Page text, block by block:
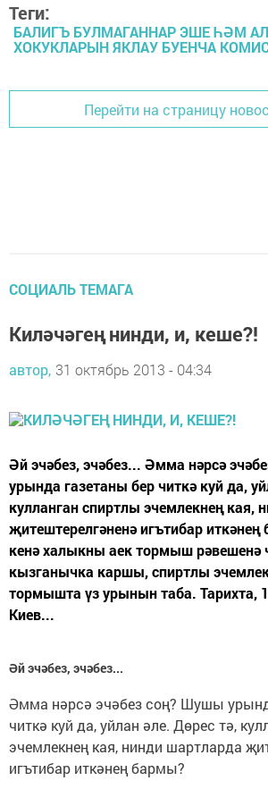
Теги:
БАЛИГЪ БУЛМАГАННАР ЭШЕ ҺӘМ
ХОКУКЛАРЫН ЯКЛАУ БУЕНЧА
Перейти на страницу
СОЦИАЛЬ ТЕМАГА
Киләчәгең нинди, и, кеше?!
автор, 31 октябрь 2013 - 04:34
Әй эчәбез, эчәбез... Әмма нәрсә
урында газетаны бер читкә куй да,
кулланган спиртлы эчемлекнең кая,
җитештерелгәненә игътибар
кенә халыкны аек тормыш рәвешенә
кызганычка каршы, спиртлы
тормышта үз урынын таба. Тарихта,
Киев...
Әй эчәбез, эчәбез...
Әмма нәрсә эчәбез соң? Шушы
читкә куй да, уйлан әле. Дөрес тә,
эчемлекнең кая, нинди шартларда
игътибар иткәнең бармы?